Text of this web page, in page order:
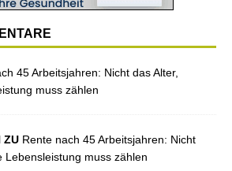
45 Arbeitsjahren: Nicht das Alter,
muss zählen
ZU Rente nach 45 Arbeitsjahren: Nicht
Lebensleistung muss zählen